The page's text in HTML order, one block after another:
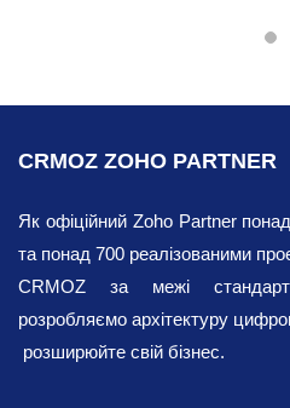
SalesIQ
Одним із
створенні
орієнтованого на
є інтеграція SalesIQ.
CRMOZ ZOHO PARTNER
Як офіційний Zoho Partner
та понад 700 реалізованими
CRMOZ за межі
розробляємо архітектуру
розширюйте свій бізнес.